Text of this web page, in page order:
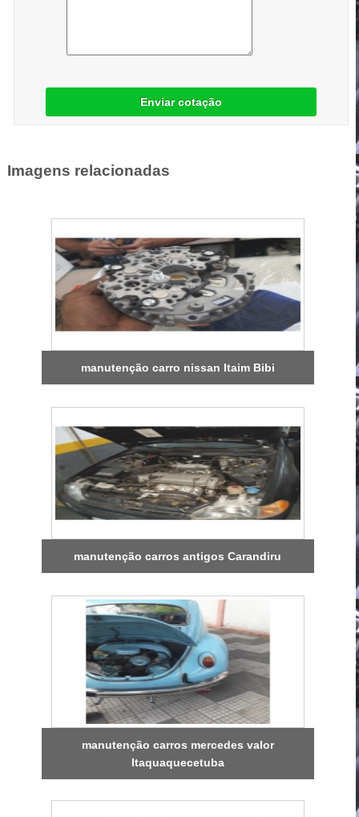
Enviar cotação
Imagens relacionadas
manutenção carro nissan Itaim Bibi
manutenção carros antigos Carandiru
manutenção carros mercedes valor
Itaquaquecetuba